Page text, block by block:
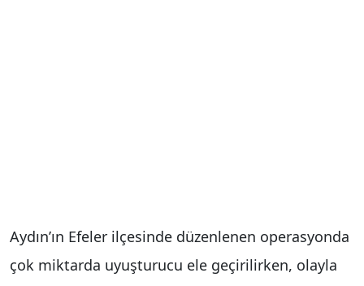
Aydın’ın Efeler ilçesinde düzenlenen operasyonda
çok miktarda uyuşturucu ele geçirilirken, olayla